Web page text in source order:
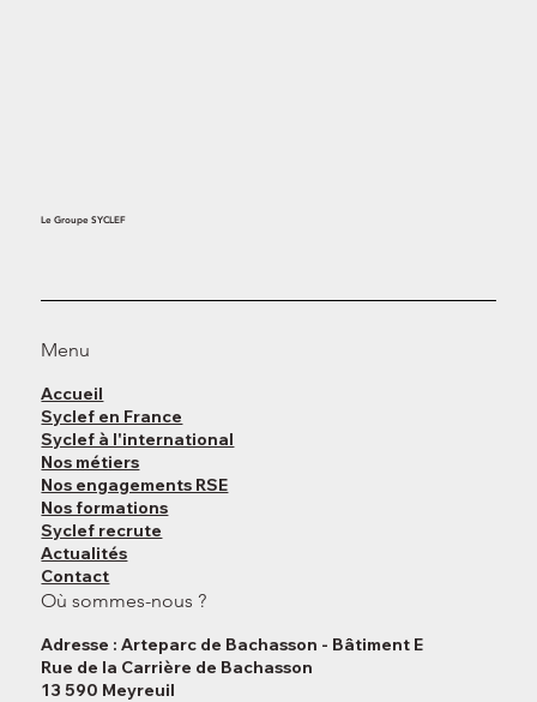
Le Groupe SYCLEF
Menu
Accueil
Syclef en France
Syclef à l'international
Nos métiers
Nos engagements RSE
Nos formations
Syclef recrute
Actualités
Contact
Où sommes-nous ?
Adresse : Arteparc de Bachasson - Bâtiment E
Rue de la Carrière de Bachasson
13 590 Meyreuil